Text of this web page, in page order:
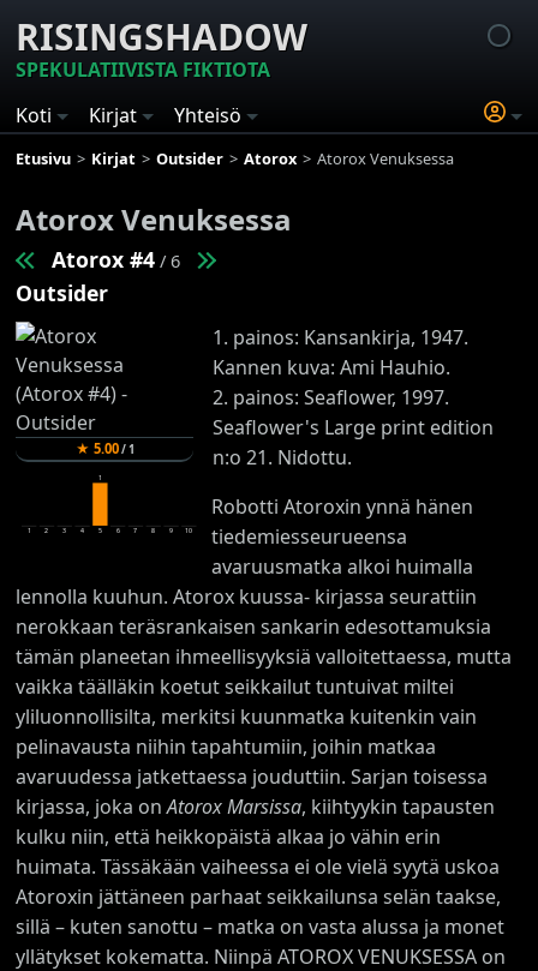
RISINGSHADOW
SPEKULATIIVISTA FIKTIOTA
Koti
Kirjat Yhteisö
Etusivu Kirjat Outsider Atorox Atorox Venuksessa
Atorox Venuksessa
Atorox #4 / 6
Outsider
★ 5.00/1
1 2 3 4
1
5 6 7 8 9 10
1. painos: Kansankirja, 1947.
Kannen kuva: Ami Hauhio.
2. painos: Seaflower, 1997.
Seaflower's Large print edition
n:o 21. Nidottu.
Robotti Atoroxin ynnä hänen
tiedemiesseurueensa
avaruusmatka alkoi huimalla
lennolla kuuhun. Atorox kuussa- kirjassa seurattiin
nerokkaan teräsrankaisen sankarin edesottamuksia
tämän planeetan ihmeellisyyksiä valloitettaessa, mutta
vaikka täälläkin koetut seikkailut tuntuivat miltei
yliluonnollisilta, merkitsi kuunmatka kuitenkin vain
pelinavausta niihin tapahtumiin, joihin matkaa
avaruudessa jatkettaessa jouduttiin. Sarjan toisessa
kirjassa, joka onAtorox Marsissa, kiihtyykin tapausten
kulku niin, että heikkopäistä alkaa jo vähin erin
huimata. Tässäkään vaiheessa ei ole vielä syytä uskoa
Atoroxin jättäneen parhaat seikkailunsa selän taakse,
sillä – kuten sanottu – matka on vasta alussa ja monet
yllätykset kokematta. Niinpä ATOROX VENUKSESSA on